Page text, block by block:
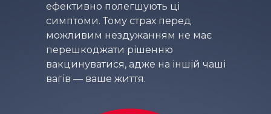
ефективно полегшують ці
симптоми. Тому страх перед
можливим нездужанням не має
перешкоджати рішенню
вакцинуватися, адже на іншій чаші
вагів — ваше життя.